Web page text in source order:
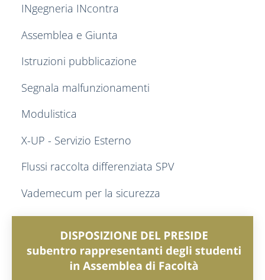
INgegneria INcontra
Assemblea e Giunta
Istruzioni pubblicazione
Segnala malfunzionamenti
Modulistica
X-UP - Servizio Esterno
Flussi raccolta differenziata SPV
Vademecum per la sicurezza